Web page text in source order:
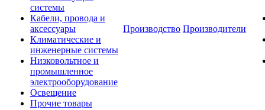
системы
Кабели, провода и
аксессуары
Климатические и
инженерные системы
Низковольтное и
промышленное
электрооборудование
Освещение
Прочие товары
Производство Производители